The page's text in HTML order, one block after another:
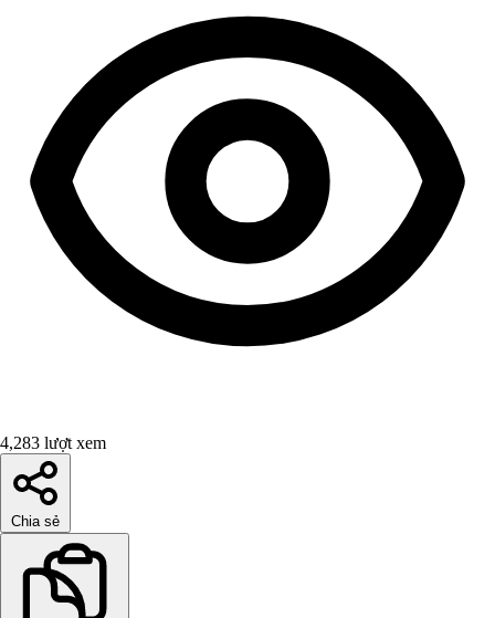
4,283 lượt xem
Chia sẻ